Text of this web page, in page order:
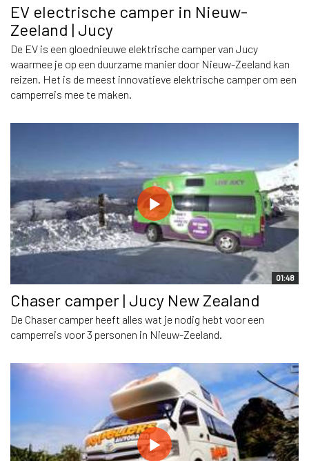
EV electrische camper in Nieuw-
Zeeland | Jucy
De EV is een gloednieuwe elektrische camper van Jucy
waarmee je op een duurzame manier door Nieuw-Zeeland kan
reizen. Het is de meest innovatieve elektrische camper om een
camperreis mee te maken.
01:48
Chaser camper | Jucy New Zealand
De Chaser camper heeft alles wat je nodig hebt voor een
camperreis voor 3 personen in Nieuw-Zeeland.